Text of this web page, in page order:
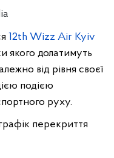
12th Wizz Air Kyiv
якого долатимуть
від рівня своєї
подією
руху.
перекриття